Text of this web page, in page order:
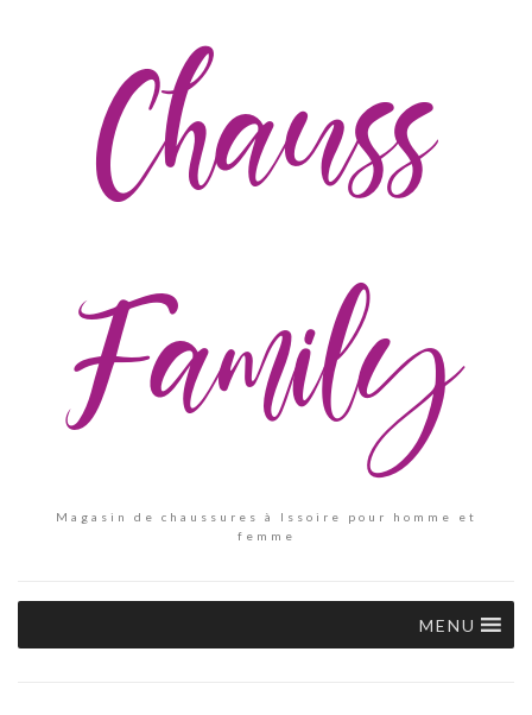
Chauss
Family
Magasin de chaussures à Issoire pour homme et
femme
MENU